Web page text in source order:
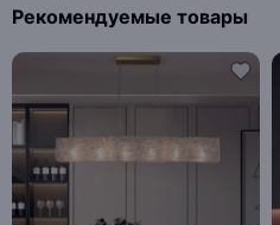
Рекомендуемые товары